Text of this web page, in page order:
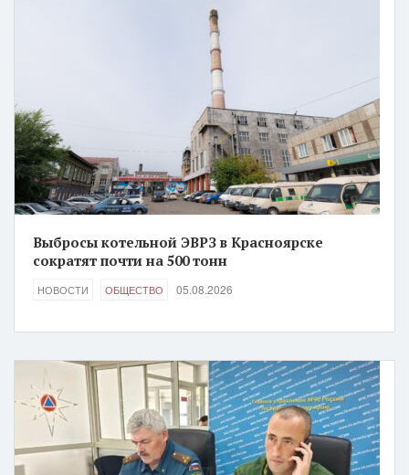
Выбросы котельной ЭВРЗ в Красноярске
сократят почти на 500 тонн
НОВОСТИ ОБЩЕСТВО 05.08.2026